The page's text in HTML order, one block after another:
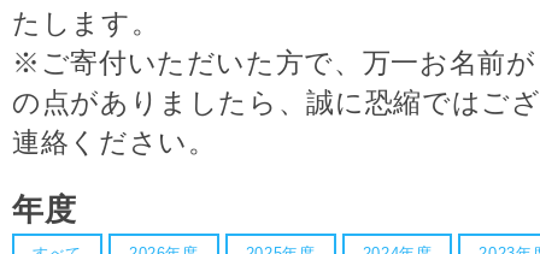
たします。
※ご寄付いただいた方で、万一お名前
の点がありましたら、誠に恐縮ではご
連絡ください。
年度